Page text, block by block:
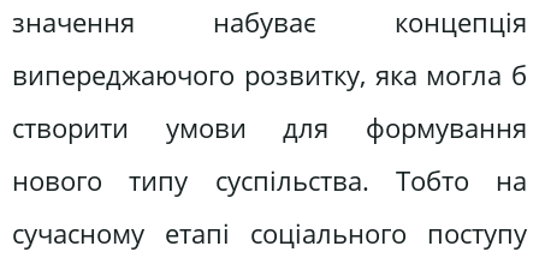
значення набуває концепція
випереджаючого розвитку, яка могла б
створити умови для формування
нового типу суспільства. Тобто на
сучасному етапі соціального поступу